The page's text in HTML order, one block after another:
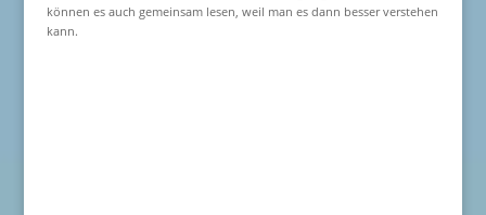
können es auch gemeinsam lesen, weil man es dann besser verstehen
kann.